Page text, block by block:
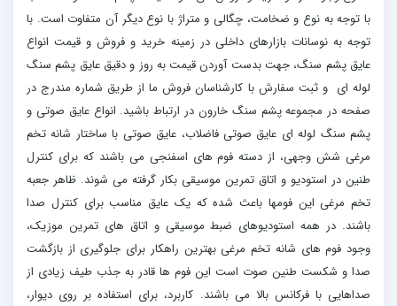
با توجه به نوع و ضخامت، چگالی و متراژ با نوع دیگر آن متفاوت است. با
توجه به نوسانات بازارهای داخلی در زمینه خرید و فروش و قیمت انواع
عایق پشم سنگ، جهت بدست آوردن قیمت به روز و دقیق عایق پشم سنگ
لوله ای و ثبت سفارش با کارشناسان فروش ما از طریق شماره مندرج در
صفحه در مجموعه پشم سنگ خارون در ارتباط باشید. انواع عایق صوتی و
پشم سنگ لوله ای عایق صوتی فاضلاب، عایق صوتی با ساختار شانه تخم
مرغی شش وجهی، از دسته فوم های اسفنجی می باشند که برای کنترل
طنین در استودیو و اتاق تمرین موسیقی بکار گرفته می شوند. ظاهر جعبه
تخم مرغی این فومها باعث شده که یک عایق مناسب برای کنترل صدا
باشند. در همه استودیوهای ضبط موسیقی و اتاق های تمرین موزیک،
وجود فوم های شانه تخم مرغی بهترین راهکار برای جلوگیری از بازگشت
صدا و شکست طنین صوت است این فوم ها قادر به جذب طیف زیادی از
صداهایی با فرکانس بالا می باشند. کاربرد، برای استفاده بر روی دیوار،